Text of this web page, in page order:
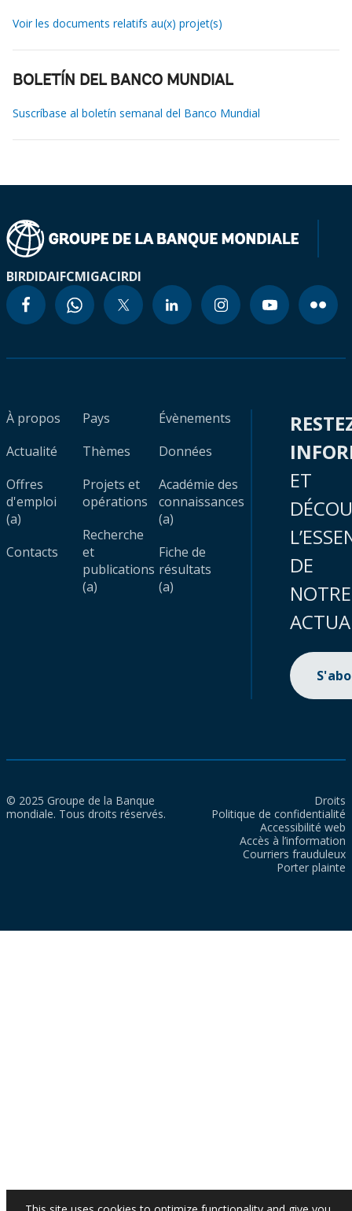
Voir les documents relatifs au(x) projet(s)
BOLETÍN DEL BANCO MUNDIAL
Suscríbase al boletín semanal del Banco Mundial
BIRDIDAIFCMIGACIRDI
À propos
Actualité
Offres
d'emploi
(a)
Contacts
Pays
Thèmes
Projets et
opérations
Recherche
et
publications
(a)
Évènements
Données
Académie des
connaissances
(a)
Fiche de
résultats
(a)
ET
DE
NOTRE
© 2025 Groupe de la Banque
mondiale. Tous droits réservés.
Droits
Politique de confidentialité
Accessibilité web
Accès à l’information
Courriers frauduleux
Porter plainte